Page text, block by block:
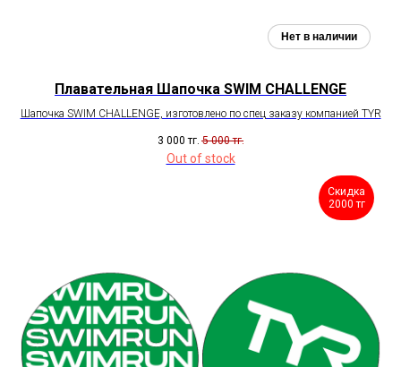
Плавательная Шапочка SWIM CHALLENGE
Шапочка SWIM CHALLENGE, изготовлено по спец заказу компанией TYR
3 000 тг. 5 000 тг.
Out of stock
Скидка
2000 тг